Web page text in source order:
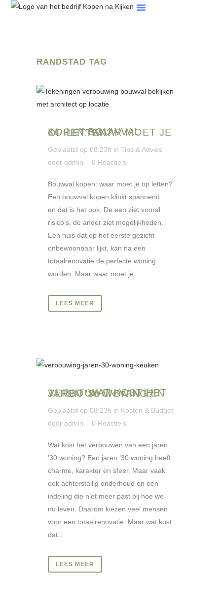
RANDSTAD TAG
21 OKT
BOUWVAL KOPEN: WAAR MOET JE OP LETTEN?
Geplaatst op 08:23h in Tips & Advies
door admin 0 Reactie's
Bouwval kopen: waar moet je op letten?
Een bouwval kopen klinkt spannend…
en dat is het ook. De een ziet vooral
risico’s, de ander ziet mogelijkheden.
Een huis dat op het eerste gezicht
onbewoonbaar lijkt, kan na een
totaalrenovatie de perfecte woning
worden. Maar waar moet je...
LEES MEER
21 OKT
WAT KOST HET VERBOUWEN VAN EEN JAREN ’30 WONING?
Geplaatst op 08:23h in Kosten & Budget
door admin 0 Reactie's
Wat kost het verbouwen van een jaren
’30 woning? Een jaren ’30 woning heeft
charme, karakter en sfeer. Maar vaak
ook achterstallig onderhoud en een
indeling die niet meer past bij hoe we
nu leven. Daarom kiezen veel mensen
voor een totaalrenovatie. Maar wat kost
dat...
LEES MEER